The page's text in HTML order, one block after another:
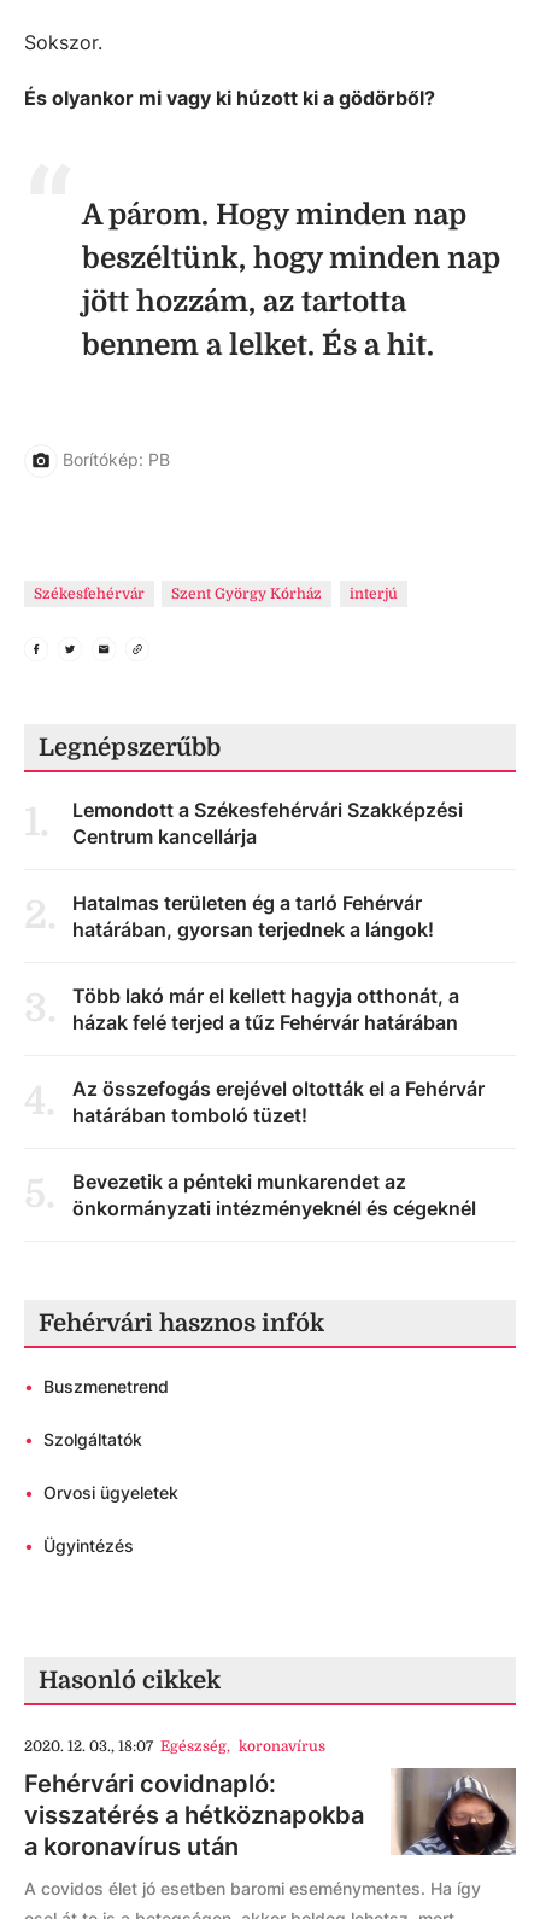
Sokszor.
És olyankor mi vagy ki húzott ki a gödörből?
A párom. Hogy minden nap
beszéltünk, hogy minden nap
jött hozzám, az tartotta
bennem a lelket. És a hit.
Borítókép: PB
Székesfehérvár Szent György Kórház interjú
Legnépszerűbb
1.
Lemondott a Székesfehérvári Szakképzési
Centrum kancellárja
2.
Hatalmas területen ég a tarló Fehérvár
határában, gyorsan terjednek a lángok!
3.
Több lakó már el kellett hagyja otthonát, a
házak felé terjed a tűz Fehérvár határában
4.
Az összefogás erejével oltották el a Fehérvár
határában tomboló tüzet!
5.
Bevezetik a pénteki munkarendet az
önkormányzati intézményeknél és cégeknél
Fehérvári hasznos infók
• Buszmenetrend
• Szolgáltatók
• Orvosi ügyeletek
• Ügyintézés
Hasonló cikkek
2020. 12. 03., 18:07 Egészség, koronavírus
Fehérvári covidnapló:
visszatérés a hétköznapokba
a koronavírus után
A covidos élet jó esetben baromi eseménymentes. Ha így